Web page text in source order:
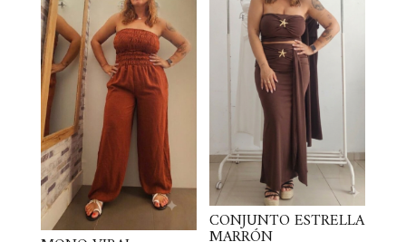
CONJUNTO ESTRELLA